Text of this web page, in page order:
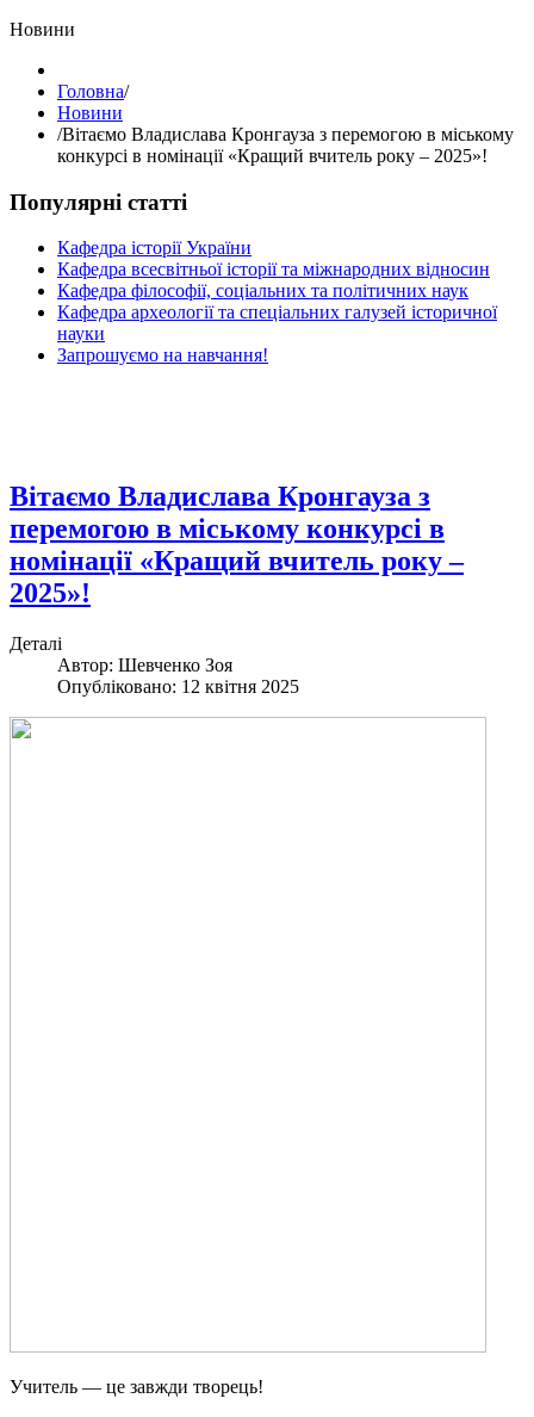
Hовини
Головна/
Hовини
/Вітаємо Владислава Кронгауза з перемогою в міському
конкурсі в номінації «Кращий вчитель року – 2025»!
Популярні статті
Кафедра історії України
Кафедра всесвітньої історії та міжнародних відносин
Кафедра філософії, соціальних та політичних наук
Кафедра археології та спеціальних галузей історичної
науки
Запрошуємо на навчання!
Вітаємо Владислава Кронгауза з
перемогою в міському конкурсі в
номінації «Кращий вчитель року –
2025»!
Деталі
Автор: Шевченко Зоя
Опубліковано: 12 квітня 2025
Учитель — це завжди творець!